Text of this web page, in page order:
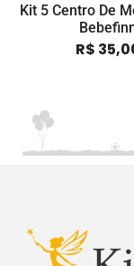
Kit 5 Centro De
R$